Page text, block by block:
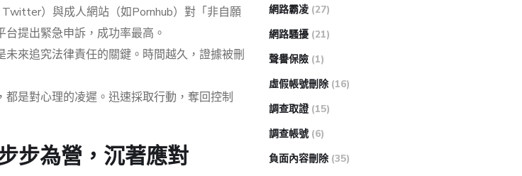
）與成人網站（如Pornhub）對「非自願
提出緊急申訴，成功率最高。
來追究法律責任的關鍵。時間越久，證據被刪
都是對心理的凌遲。迅速採取行動，奪回控制
步為營，沉著應對
網路霸凌 (27)
網路騷擾 (21)
聲譽保險 (1)
虛假帳號刪除 (16)
調查取證 (15)
調查帳號 (6)
負面內容刪除 (35)